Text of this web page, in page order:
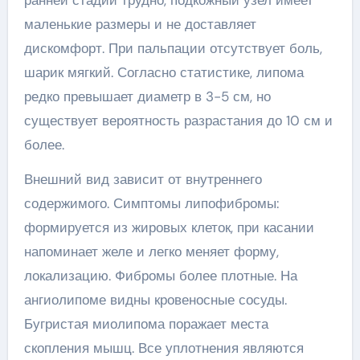
маленькие размеры и не доставляет
дискомфорт. При пальпации отсутствует боль,
шарик мягкий. Согласно статистике, липома
редко превышает диаметр в 3-5 см, но
существует вероятность разрастания до 10 см и
более.
Внешний вид зависит от внутреннего
содержимого. Симптомы липофибромы:
формируется из жировых клеток, при касании
напоминает желе и легко меняет форму,
локализацию. Фибромы более плотные. На
ангиолипоме видны кровеносные сосуды.
Бугристая миолипома поражает места
скопления мышц. Все уплотнения являются